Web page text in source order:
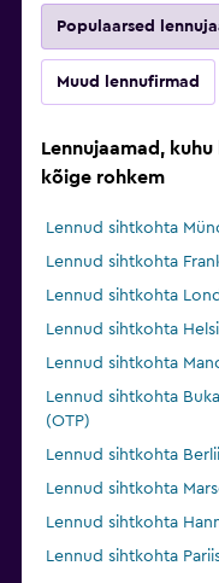
Populaarsed
Muud lennufirmad
Lennujaamad,
kõige rohkem
Lennud sihtkohta
Lennud sihtkohta
Lennud sihtkohta
Lennud sihtkohta
Lennud sihtkohta
Lennud sihtkohta
(OTP)
Lennud sihtkohta
Lennud sihtkohta
Lennud sihtkohta
Lennud sihtkohta